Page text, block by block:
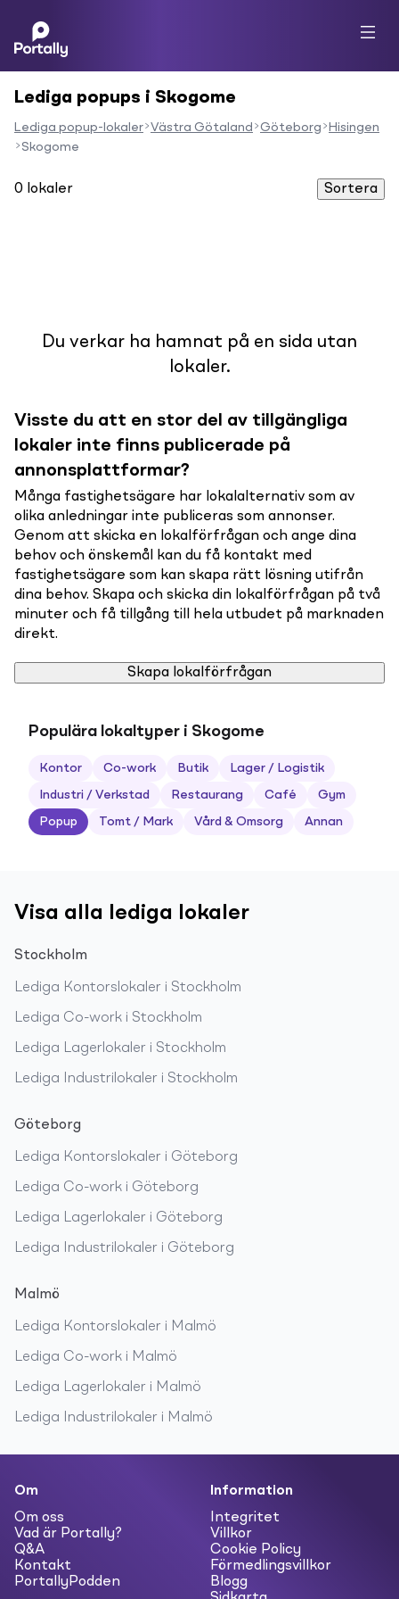
Lediga popups i Skogome
Lediga popup-lokaler Västra Götaland Göteborg
Hisingen
Skogome
0 lokaler Sortera
Du verkar ha hamnat på en sida utan
lokaler.
Visste du att en stor del av tillgängliga
lokaler inte finns publicerade på
annonsplattformar?
Många fastighetsägare har lokalalternativ som av
olika anledningar inte publiceras som annonser.
Genom att skicka en lokalförfrågan och ange dina
behov och önskemål kan du få kontakt med
fastighetsägare som kan skapa rätt lösning utifrån
dina behov. Skapa och skicka din lokalförfrågan på två
minuter och få tillgång till hela utbudet på marknaden
direkt.
Skapa lokalförfrågan
Populära lokaltyper i Skogome
Kontor Co-work Butik Lager / Logistik
Industri / Verkstad Restaurang Café Gym
Popup Tomt / Mark Vård & Omsorg Annan
Visa alla lediga lokaler
Stockholm
Lediga Kontorslokaler i Stockholm
Lediga Co-work i Stockholm
Lediga Lagerlokaler i Stockholm
Lediga Industrilokaler i Stockholm
Göteborg
Lediga Kontorslokaler i Göteborg
Lediga Co-work i Göteborg
Lediga Lagerlokaler i Göteborg
Lediga Industrilokaler i Göteborg
Malmö
Lediga Kontorslokaler i Malmö
Lediga Co-work i Malmö
Lediga Lagerlokaler i Malmö
Lediga Industrilokaler i Malmö
Om
Om oss
Vad är Portally?
Q&A
Kontakt
PortallyPodden
Information
Integritet
Villkor
Cookie Policy
Förmedlingsvillkor
Blogg